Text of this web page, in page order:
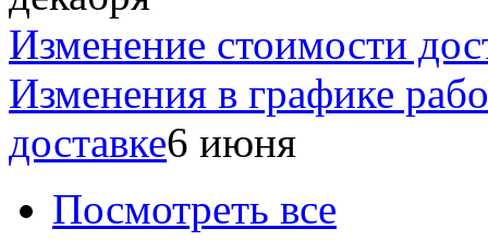
Изменение стоимости
Изменения в графике
доставке6 июня
Посмотреть все